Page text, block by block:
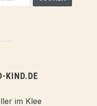
KIND.DE